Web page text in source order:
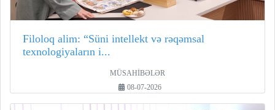
Filoloq alim: “Süni intellekt və rəqəmsal
texnologiyaların i...
MÜSAHİBƏLƏR
08-07-2026